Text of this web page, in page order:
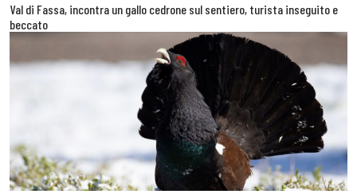
Val di Fassa, incontra un gallo cedrone sul sentiero, turista inseguito e
beccato